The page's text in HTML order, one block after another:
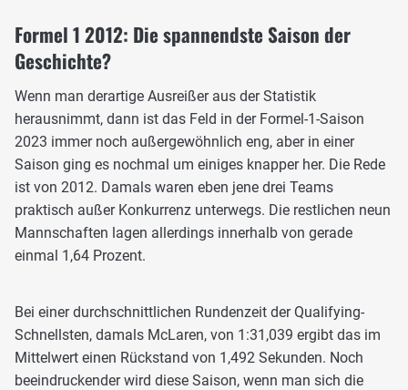
Formel 1 2012: Die spannendste Saison der
Geschichte?
Wenn man derartige Ausreißer aus der Statistik
herausnimmt, dann ist das Feld in der Formel-1-Saison
2023 immer noch außergewöhnlich eng, aber in einer
Saison ging es nochmal um einiges knapper her. Die Rede
ist von 2012. Damals waren eben jene drei Teams
praktisch außer Konkurrenz unterwegs. Die restlichen neun
Mannschaften lagen allerdings innerhalb von gerade
einmal 1,64 Prozent.
Bei einer durchschnittlichen Rundenzeit der Qualifying-
Schnellsten, damals McLaren, von 1:31,039 ergibt das im
Mittelwert einen Rückstand von 1,492 Sekunden. Noch
beeindruckender wird diese Saison, wenn man sich die